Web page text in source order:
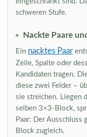
schweren Stufe.
Nackte Paare
Ein nacktes Paar
Zeile, Spalte oder
Kandidaten tragen.
diese zwei Felder –
sie streichen. Liegen
selben 3×3-Block,
Paar: Der Ausschluss
Block zugleich.